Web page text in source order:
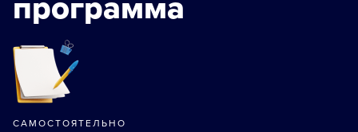
программа
САМОСТОЯТЕЛЬНО